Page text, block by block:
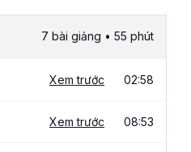
7 bài giảng • 55 phút
Xem trước 02:58
Xem trước 08:53